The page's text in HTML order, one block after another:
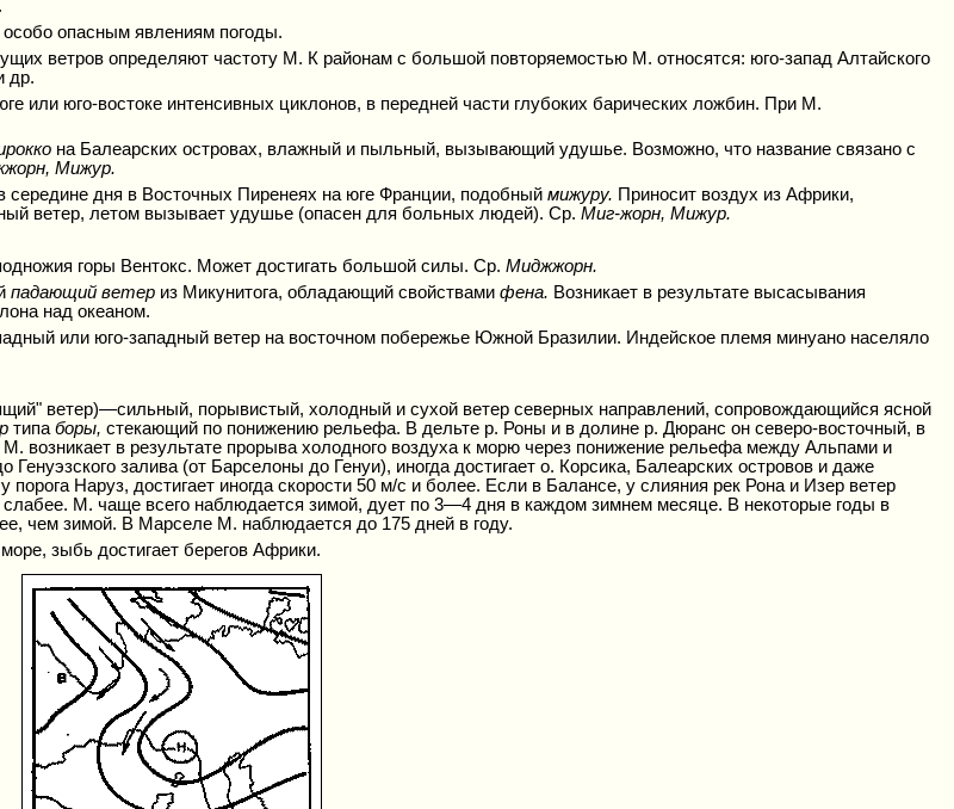
опасным явлениям погоды.
ветров определяют частоту М. К районам с большой повторяемостью М. относятся: юго-запад Алтайского
др.
или юго-востоке интенсивных циклонов, в передней части глубоких барических ложбин. При М.
на Балеарских островах, влажный и пыльный, вызывающий удушье. Возможно, что название связано с
Мижур.
середине дня в Восточных Пиренеях на юге Франции, подобный мижуру. Приносит воздух из Африки,
ветер, летом вызывает удушье (опасен для больных людей). Ср. Миг-жорн, Мижур.
горы Вентокс. Может достигать большой силы. Ср. Миджжорн.
падающий ветер из Микунитога, обладающий свойствами фена. Возникает в результате высасывания
над океаном.
или юго-западный ветер на восточном побережье Южной Бразилии. Индейское племя минуано населяло
ветер)—сильный, порывистый, холодный и сухой ветер северных направлений, сопровождающийся ясной
типа боры, стекающий по понижению рельефа. В дельте р. Роны и в долине р. Дюранс он северо-восточный, в
в результате прорыва холодного воздуха к морю через понижение рельефа между Альпами и
залива (от Барселоны до Генуи), иногда достигает о. Корсика, Балеарских островов и даже
Наруз, достигает иногда скорости 50 м/с и более. Если в Балансе, у слияния рек Рона и Изер ветер
М. чаще всего наблюдается зимой, дует по 3—4 дня в каждом зимнем месяце. В некоторые годы в
чем зимой. В Марселе М. наблюдается до 175 дней в году.
зыбь достигает берегов Африки.